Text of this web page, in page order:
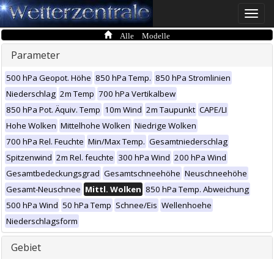
Toggle
Alle Modelle
Parameter
500 hPa Geopot. Höhe 850 hPa Temp. 850 hPa Stromlinien
Niederschlag 2m Temp 700 hPa Vertikalbew
850 hPa Pot. Äquiv. Temp 10m Wind 2m Taupunkt CAPE/LI
Hohe Wolken Mittelhohe Wolken Niedrige Wolken
700 hPa Rel. Feuchte Min/Max Temp. Gesamtniederschlag
Spitzenwind 2m Rel. feuchte 300 hPa Wind 200 hPa Wind
Gesamtbedeckungsgrad Gesamtschneehöhe Neuschneehöhe
Gesamt-Neuschnee Mittl. Wolken 850 hPa Temp. Abweichung
500 hPa Wind 50 hPa Temp Schnee/Eis Wellenhoehe
Niederschlagsform
Gebiet